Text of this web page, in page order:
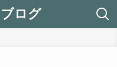
ログ